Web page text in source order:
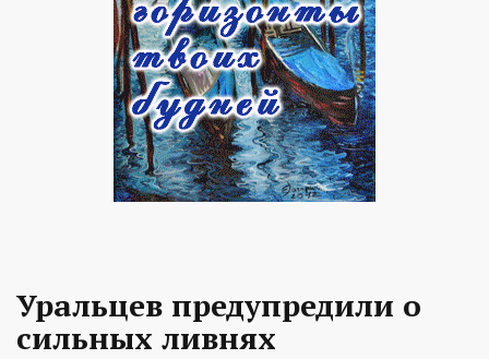
Уральцев предупредили о
сильных ливнях